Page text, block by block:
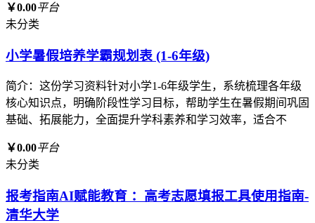
￥0.00平台
未分类
小学暑假培养学霸规划表 (1-6年级)
简介：这份学习资料针对小学1-6年级学生，系统梳理各年级
核心知识点，明确阶段性学习目标，帮助学生在暑假期间巩固
基础、拓展能力，全面提升学科素养和学习效率，适合不
￥0.00平台
未分类
报考指南AI赋能教育 ：高考志愿填报工具使用指南-
清华大学